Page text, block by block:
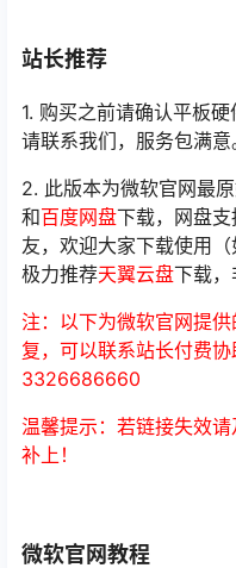
站长推荐
1. 购买之前请确认平板
请联系我们，服务包满意
2. 此版本为微软官网最
和百度网盘下载，网盘
友，欢迎大家下载使用
极力推荐天翼云盘下载，
注：以下为微软官网提
复，可以联系站长付费协
3326686660
温馨提示：若链接失效
补上！
微软官网教程